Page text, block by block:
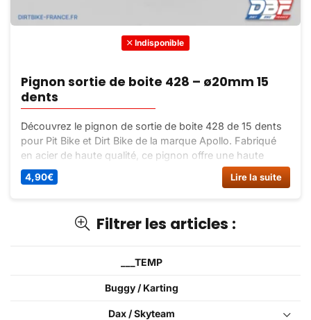
Filtrer les articles :
___TEMP
Buggy / Karting
Dax / Skyteam
Indisponible
Pignon sortie de boite 428 – ø20mm 15
dents
Découvrez le pignon de sortie de boite 428 de 15 dents
pour Pit Bike et Dirt Bike de la marque Apollo. Fabriqué
en acier de haute qualité, ce pignon offre une haute
résistance et une compatibilité avec différentes marques
de moteurs.
4,90€ Lire la suite